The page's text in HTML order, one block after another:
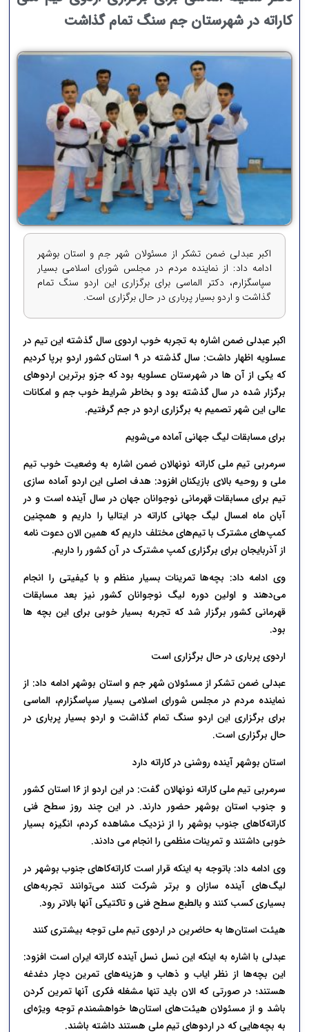
کاراته در شهرستان جم سنگ تمام گذاشت
اکبر عبدلی ضمن تشکر از مسئولان شهر جم و استان بوشهر
ادامه داد: از نماینده مردم در مجلس شورای اسلامی بسیار
سپاسگزارم، دکتر الماسی برای برگزاری این اردو سنگ تمام
گذاشت و اردو بسیار پرباری در حال برگزاری است.
اکبر عبدلی ضمن اشاره به تجربه خوب اردوی سال گذشته این تیم در
عسلویه اظهار داشت: سال گذشته در ۹ استان کشور اردو برپا کردیم
که یکی از آن ها در شهرستان عسلویه بود که جزو برترین اردوهای
برگزار شده در سال گذشته بود و بخاطر شرایط خوب جم و امکانات
عالی این شهر تصمیم به برگزاری اردو در جم گرفتیم.
برای مسابقات لیگ جهانی آماده می‌شویم
سرمربی تیم ملی کاراته نونهالان ضمن اشاره به وضعیت خوب تیم
ملی و روحیه بالای بازیکنان افزود: هدف اصلی این اردو آماده سازی
تیم برای مسابقات قهرمانی نوجوانان جهان در سال آینده است و در
آبان ماه امسال لیگ جهانی کاراته در ایتالیا را داریم و همچنین
کمپ‌های مشترک با تیم‌های مختلف داریم که همین الان دعوت نامه
از آذربایجان برای برگزاری کمپ مشترک در آن کشور را داریم.
وی ادامه داد: بچه‌ها تمرینات بسیار منظم و با کیفیتی را انجام
می‌دهند و اولین دوره لیگ نوجوانان کشور نیز بعد مسابقات
قهرمانی کشور برگزار شد که تجربه بسیار خوبی برای این بچه ها
بود.
اردوی پرباری در حال برگزاری است
عبدلی ضمن تشکر از مسئولان شهر جم و استان بوشهر ادامه داد: از
نماینده مردم در مجلس شورای اسلامی بسیار سپاسگزارم، الماسی
برای برگزاری این اردو سنگ تمام گذاشت و اردو بسیار پرباری در
حال برگزاری است.
استان بوشهر آینده روشنی در کاراته دارد
سرمربی تیم ملی کاراته نونهالان گفت: در این اردو از ۱۶ استان کشور
و جنوب استان بوشهر حضور دارند. در این چند روز سطح فنی
کاراته‌کاهای جنوب بوشهر را از نزدیک مشاهده کردم، انگیزه بسیار
خوبی داشتند و تمرینات منظمی را انجام می دادند.
وی ادامه داد: باتوجه به اینکه قرار است کاراته‌کاهای جنوب بوشهر در
لیگ‌های آینده سازان و برتر شرکت کنند می‌توانند تجربه‌های
بسیاری کسب کنند و بالطبع سطح فنی و تاکتیکی آنها بالاتر رود.
هیئت استان‌ها به حاضرین در اردوی تیم ملی توجه بیشتری کنند
عبدلی با اشاره به اینکه این نسل نسل آینده کاراته ایران است افزود:
این بچه‌ها از نظر ایاب و ذهاب و هزینه‌های تمرین دچار دغدغه
هستند؛ در صورتی که الان باید تنها مشغله فکری آنها تمرین کردن
باشد و از مسئولان هیئت‌های استان‌ها خواهشمندم توجه ویژه‌ای
به بچه‌هایی که در اردوهای تیم ملی هستند داشته باشند.